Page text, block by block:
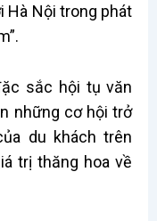
Hà Nội trong phát
sắc hội tụ văn
những cơ hội trở
du khách trên
trị thăng hoa về